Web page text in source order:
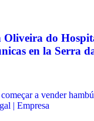
Oliveira do
en la Serra